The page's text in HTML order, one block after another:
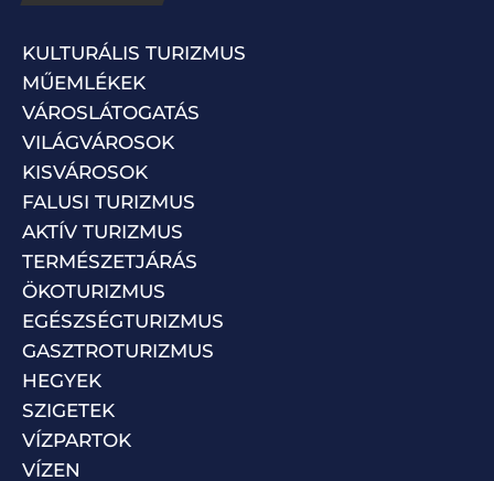
KULTURÁLIS TURIZMUS
MŰEMLÉKEK
VÁROSLÁTOGATÁS
VILÁGVÁROSOK
KISVÁROSOK
FALUSI TURIZMUS
AKTÍV TURIZMUS
TERMÉSZETJÁRÁS
ÖKOTURIZMUS
EGÉSZSÉGTURIZMUS
GASZTROTURIZMUS
HEGYEK
SZIGETEK
VÍZPARTOK
VÍZEN